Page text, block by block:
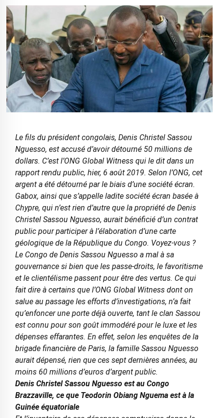
Le fils du président congolais, Denis Christel Sassou
Nguesso, est accusé d’avoir détourné 50 millions de
dollars. C’est l’ONG Global Witness qui le dit dans un
rapport rendu public, hier, 6 août 2019. Selon l’ONG, cet
argent a été détourné par le biais d’une société écran.
Gabox, ainsi que s’appelle ladite société écran basée à
Chypre, qui n’est rien d’autre que la propriété de Denis
Christel Sassou Nguesso, aurait bénéficié d’un contrat
public pour participer à l’élaboration d’une carte
géologique de la République du Congo. Voyez-vous ?
Le Congo de Denis Sassou Nguesso a mal à sa
gouvernance si bien que les passe-droits, le favoritisme
et le clientélisme passent pour être des vertus. Ce qui
fait dire à certains que l’ONG Global Witness dont on
salue au passage les efforts d’investigations, n’a fait
qu’enfoncer une porte déjà ouverte, tant le clan Sassou
est connu pour son goût immodéré pour le luxe et les
dépenses effarantes. En effet, selon les enquêtes de la
brigade financière de Paris, la famille Sassou Nguesso
aurait dépensé, rien que ces sept dernières années, au
moins 60 millions d’euros d’argent public.
Denis Christel Sassou Nguesso est au Congo
Brazzaville, ce que Teodorin Obiang Nguema est à la
Guinée équatoriale